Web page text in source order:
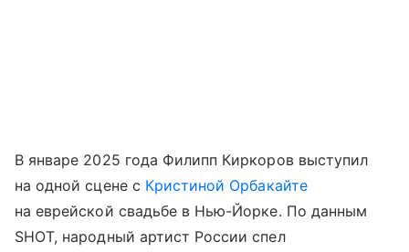
В январе 2025 года Филипп Киркоров выступил
на одной сцене с Кристиной Орбакайте
на еврейской свадьбе в Нью-Йорке. По данным
SHOT, народный артист России спел